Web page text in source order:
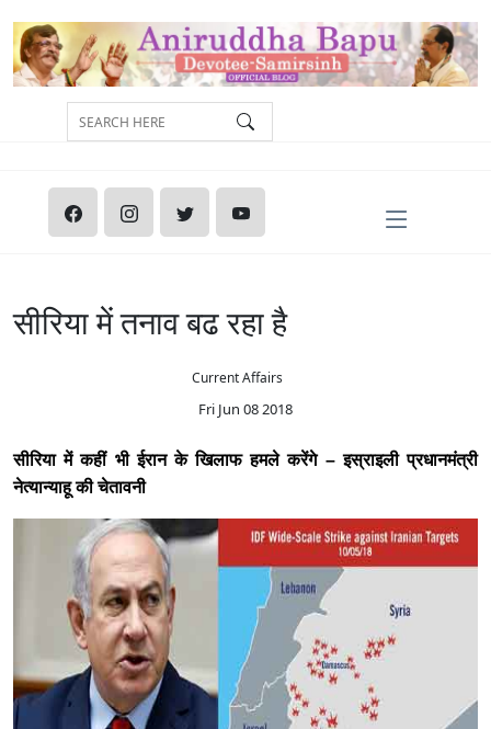
सीरिया में तनाव बढ रहा है
Current Affairs
Fri Jun 08 2018
सीरिया में कहीं भी ईरान के खिलाफ हमले करेंगे – इस्राइली प्रधानमंत्री
नेत्यान्याहू की चेतावनी